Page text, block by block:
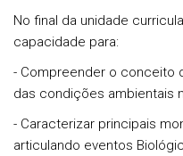
No final da unidade
capacidade para:
- Compreender o conceito
das condições ambientais
- Caracterizar principais
articulando eventos